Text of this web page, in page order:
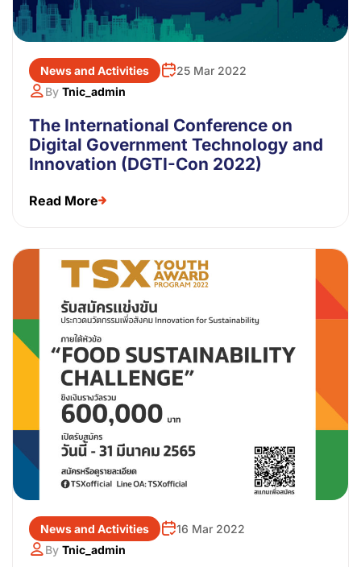
News and Activities
25 Mar 2022
By Tnic_admin
The International Conference on
Digital Government Technology and
Innovation (DGTI-Con 2022)
Read More
News and Activities
16 Mar 2022
By Tnic_admin